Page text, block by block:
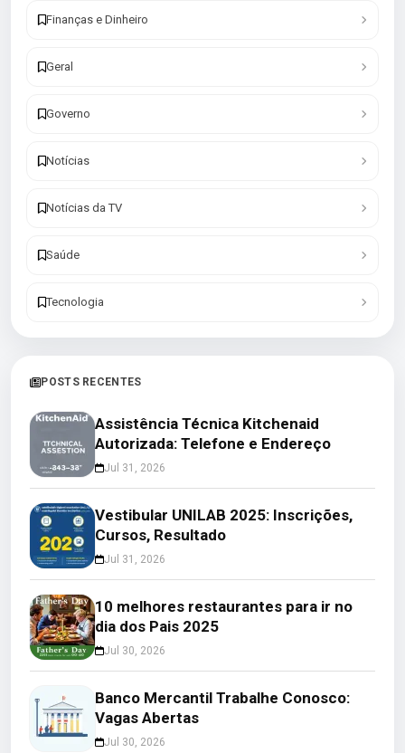
Finanças e Dinheiro
Geral
Governo
Notícias
Notícias da TV
Saúde
Tecnologia
POSTS RECENTES
Assistência Técnica Kitchenaid
Autorizada: Telefone e Endereço
Jul 31, 2026
Vestibular UNILAB 2025: Inscrições,
Cursos, Resultado
Jul 31, 2026
10 melhores restaurantes para ir no
dia dos Pais 2025
Jul 30, 2026
Banco Mercantil Trabalhe Conosco:
Vagas Abertas
Jul 30, 2026